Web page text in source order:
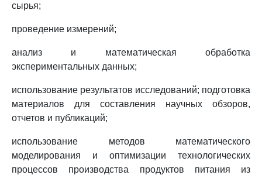
сырья;
проведение измерений;
анализ и математическая обработка
экспериментальных данных;
использование результатов исследований; подготовка
материалов для составления научных обзоров,
отчетов и публикаций;
использование методов математического
моделирования и оптимизации технологических
процессов производства продуктов питания из